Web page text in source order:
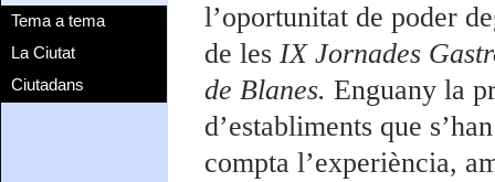
Tema a tema
La Ciutat
Ciutadans
l’oportunitat de poder
de les IX Jornades
de Blanes. Enguany la
d’establiments que
compta l’experiència,